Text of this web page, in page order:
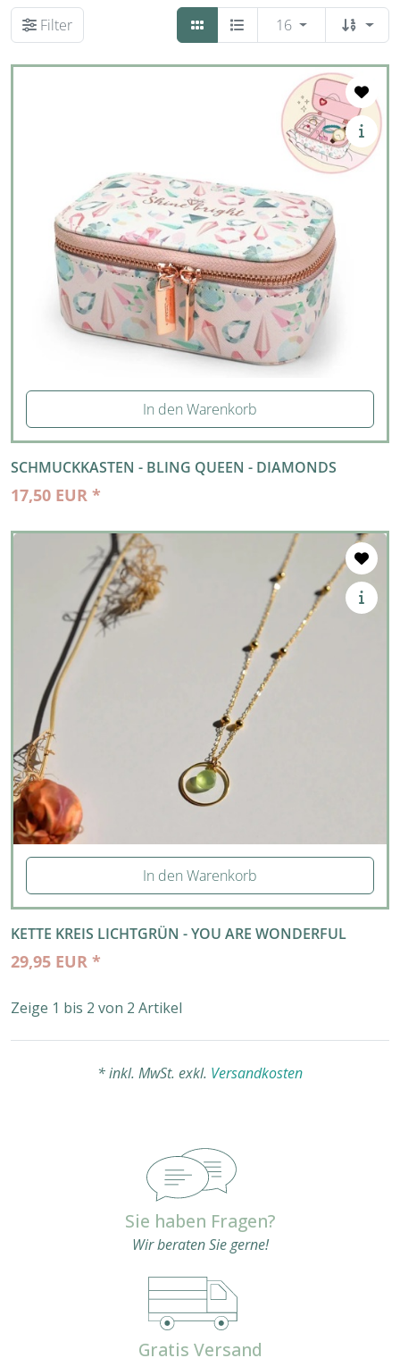
Filter 16
In den Warenkorb
SCHMUCKKASTEN - BLING QUEEN - DIAMONDS
17,50 EUR *
In den Warenkorb
KETTE KREIS LICHTGRÜN - YOU ARE WONDERFUL
29,95 EUR *
Zeige 1 bis 2 von 2 Artikel
* inkl. MwSt. exkl. Versandkosten
Sie haben Fragen?
Wir beraten Sie gerne!
Gratis Versand